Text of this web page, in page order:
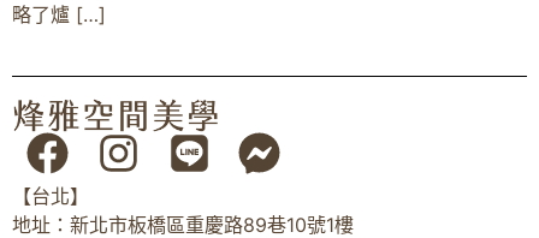
略了爐 […]
【台北】
地址：新北市板橋區重慶路89巷10號1樓